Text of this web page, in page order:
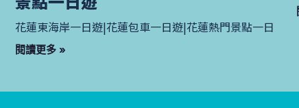
花蓮東海岸一日遊|花蓮包車一日遊|花蓮熱門景點一日
閱讀更多 »